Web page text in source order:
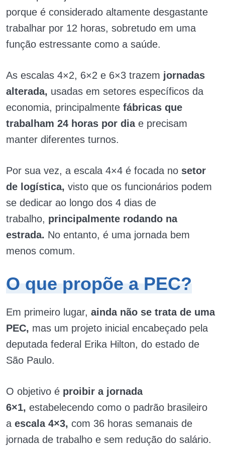
porque é considerado altamente desgastante
trabalhar por 12 horas, sobretudo em uma
função estressante como a saúde.
As escalas 4×2, 6×2 e 6×3 trazem jornadas
alterada, usadas em setores específicos da
economia, principalmente fábricas que
trabalham 24 horas por dia e precisam
manter diferentes turnos.
Por sua vez, a escala 4×4 é focada no setor
de logística, visto que os funcionários podem
se dedicar ao longo dos 4 dias de
trabalho, principalmente rodando na
estrada. No entanto, é uma jornada bem
menos comum.
O que propõe a PEC?
Em primeiro lugar, ainda não se trata de uma
PEC, mas um projeto inicial encabeçado pela
deputada federal Erika Hilton, do estado de
São Paulo.
O objetivo é proibir a jornada
6×1, estabelecendo como o padrão brasileiro
a escala 4×3, com 36 horas semanais de
jornada de trabalho e sem redução do salário.